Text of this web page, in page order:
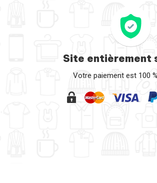
Site entièrement
Votre paiement est 100